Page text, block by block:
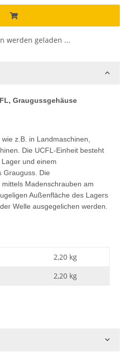
werden geladen ...
Graugussgehäuse
z.B. in Landmaschinen,
Die UCFL-Einheit besteht
und einem
Grauguss. Die
Madenschrauben am
Außenfläche des Lagers
Welle ausgegelichen werden.
2,20 kg
2,20 kg